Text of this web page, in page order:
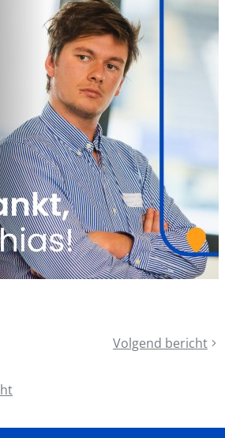
Volgend bericht
Schaaf
bij: